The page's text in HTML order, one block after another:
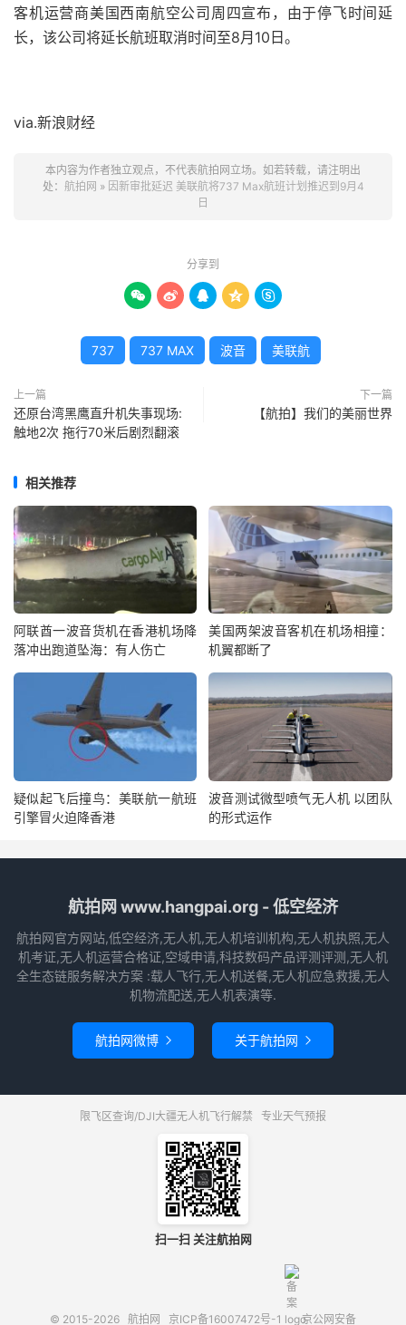
客机运营商美国西南航空公司周四宣布，由于停飞时间延
长，该公司将延长航班取消时间至8月10日。
via.新浪财经
本内容为作者独立观点，不代表航拍网立场。如若转载，请注明出
处： 航拍网 » 因新审批延迟 美联航将737 Max航班计划推迟到9月4
日
分享到
    
737 737 MAX 波音 美联航
上一篇
还原台湾黑鹰直升机失事现场:
触地2次 拖行70米后剧烈翻滚
下一篇
【航拍】我们的美丽世界
相关推荐
阿联酋一波音货机在香港机场降
落冲出跑道坠海：有人伤亡
美国两架波音客机在机场相撞：
机翼都断了
疑似起飞后撞鸟：美联航一航班
引擎冒火迫降香港
波音测试微型喷气无人机 以团队
的形式运作
航拍网 www.hangpai.org - 低空经济
航拍网官方网站,低空经济,无人机,无人机培训机构,无人机执照,无人
机考证,无人机运营合格证,空域申请,科技数码产品评测评测,无人机
全生态链服务解决方案 :载人飞行,无人机送餐,无人机应急救援,无人
机物流配送,无人机表演等.
航拍网微博  关于航拍网 
限飞区查询/DJI大疆无人机飞行解禁 专业天气预报
扫一扫 关注航拍网
© 2015-2026 航拍网 京ICP备16007472号-1 京公网安备